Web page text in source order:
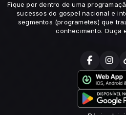
Fique por dentro de uma
sucessos do gospel nacional e
segmentos (programetes) que
conhecimento. Ouça